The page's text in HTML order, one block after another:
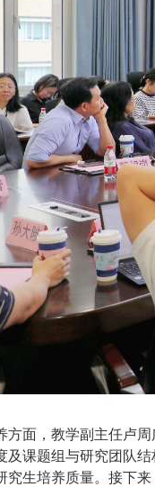
方面，教学副主任卢
及课题组与研究团队
究生培养质量。接下